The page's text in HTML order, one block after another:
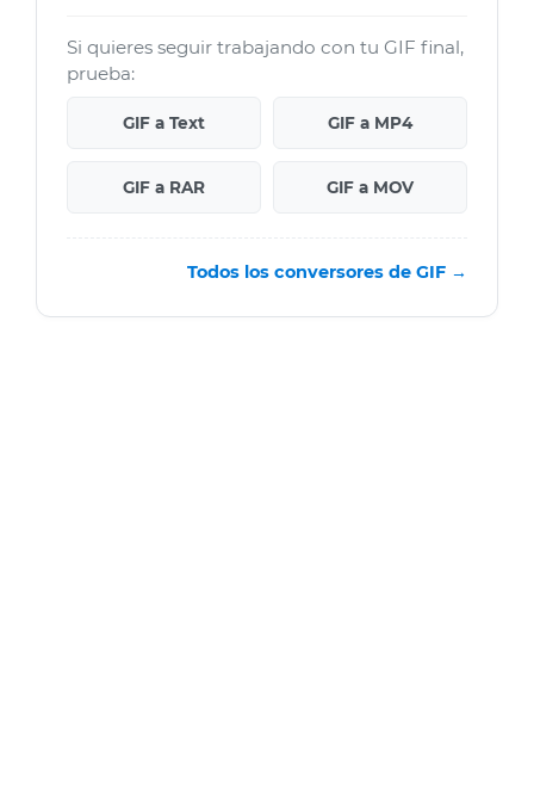
Si quieres seguir trabajando con tu GIF final,
prueba:
GIF a Text GIF a MP4
GIF a RAR GIF a MOV
Todos los conversores de GIF →